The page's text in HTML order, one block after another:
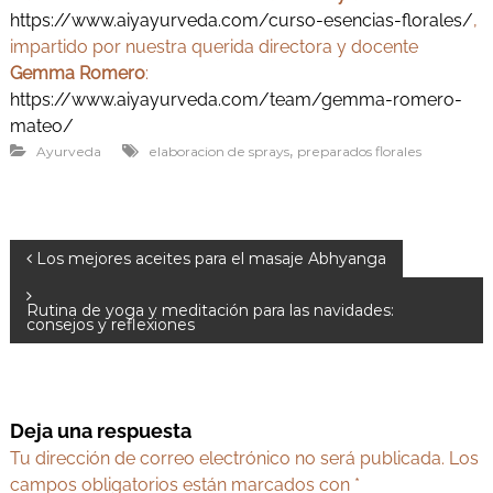
https://www.aiyayurveda.com/curso-esencias-florales/,
impartido por nuestra querida directora y docente
Gemma Romero:
https://www.aiyayurveda.com/team/gemma-romero-
mateo/
Ayurveda elaboracion de sprays, preparados florales
a
c
i
Los mejores aceites para el masaje Abhyanga
Rutina de yoga y meditación para las navidades:
consejos y reflexiones
Deja una respuesta
Tu dirección de correo electrónico no será publicada. Los
campos obligatorios están marcados con *